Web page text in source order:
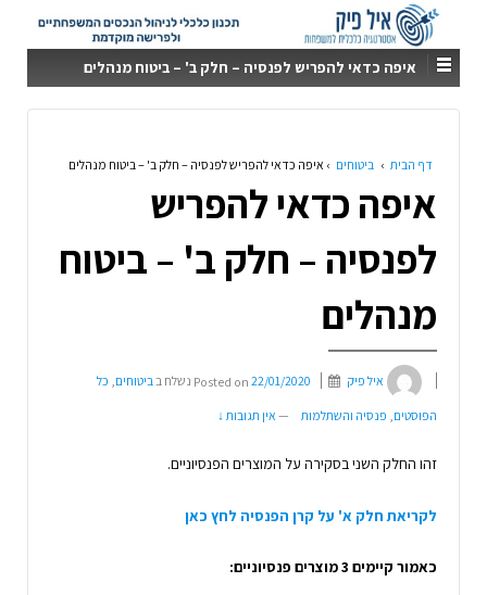
איפה כדאי להפריש לפנסיה – חלק ב' – ביטוח מנהלים
דף הבית › ביטוחים › איפה כדאי להפריש לפנסיה – חלק ב' – ביטוח מנהלים
איפה כדאי להפריש
לפנסיה – חלק ב' – ביטוח
מנהלים
איל פיק Posted on 22/01/2020 נשלח בביטוחים, כל
הפוסטים, פנסיה והשתלמות — אין תגובות ↓
זהו החלק השני בסקירה על המוצרים הפנסיוניים.
לקריאת חלק א' על קרן הפנסיה לחץ כאן
כאמור קיימים 3 מוצרים פנסיוניים: